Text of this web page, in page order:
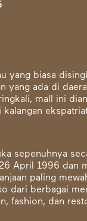
yang biasa
yang ada di
mall ini
kalangan
sepenuhnya
April 1996 dan
paling
dari berbagai
fashion, dan